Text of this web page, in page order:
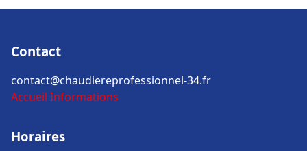
Contact
contact@chaudiereprofessionnel-34.fr
Accueil Informations
Horaires